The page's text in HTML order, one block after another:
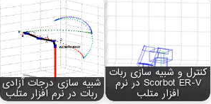
کنترل و شبیه سازی ربات
Scorbot ER-V در نرم
افزار متلب
شبیه سازی درجات آزادی
ربات در نرم افزار متلب